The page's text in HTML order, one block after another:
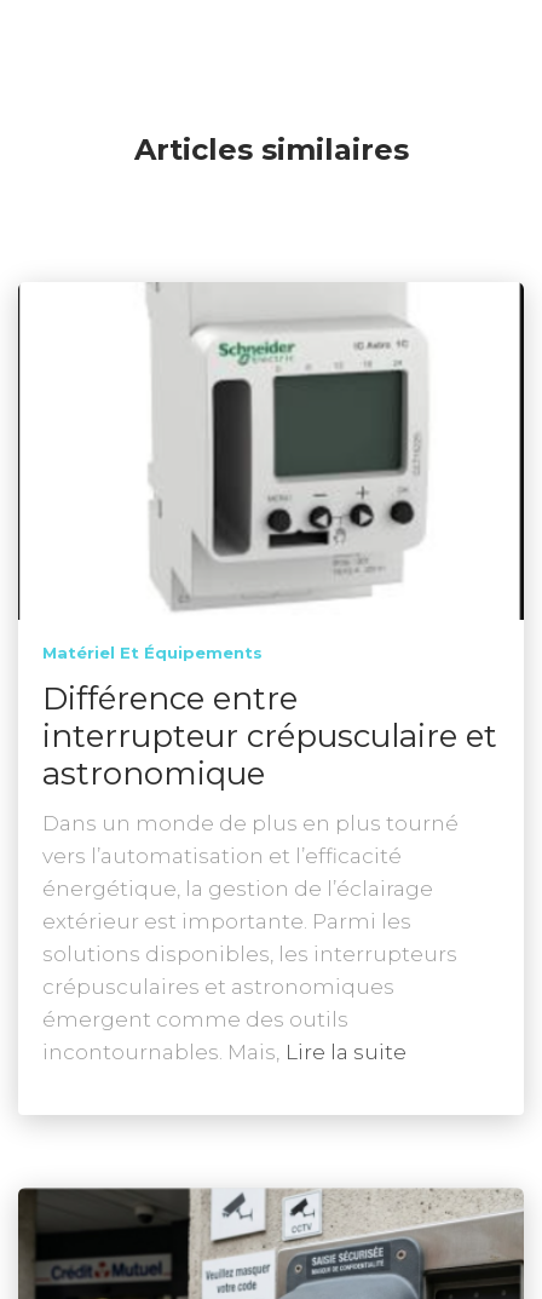
Articles similaires
Matériel Et Équipements
Différence entre
interrupteur crépusculaire et
astronomique
Dans un monde de plus en plus tourné
vers l’automatisation et l’efficacité
énergétique, la gestion de l’éclairage
extérieur est importante. Parmi les
solutions disponibles, les interrupteurs
crépusculaires et astronomiques
émergent comme des outils
incontournables. Mais, Lire la suite